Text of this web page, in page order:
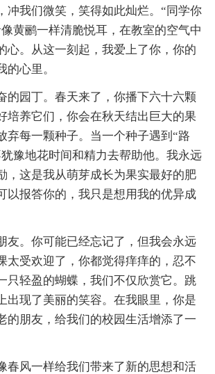
冲我们微笑，笑得如此灿烂。“同学你
黄鹂一样清脆悦耳，在教室的空气中
心。从这一刻起，我爱上了你，你的
的心里。
的园丁。春天来了，你播下六十六颗
培养它们，你会在秋天结出巨大的果
弃每一颗种子。当一个种子遇到“路
豫地花时间和精力去帮助他。我永远
，这是我从萌芽成长为果实最好的肥
以报答你的，我只是想用我的优异成
友。你可能已经忘记了，但我会永远
太受欢迎了，你都觉得痒痒的，忍不
只轻盈的蝴蝶，我们不仅欣赏它。跳
出现了美丽的笑容。在我眼里，你是
的朋友，给我们的校园生活增添了一
春风一样给我们带来了新的思想和活